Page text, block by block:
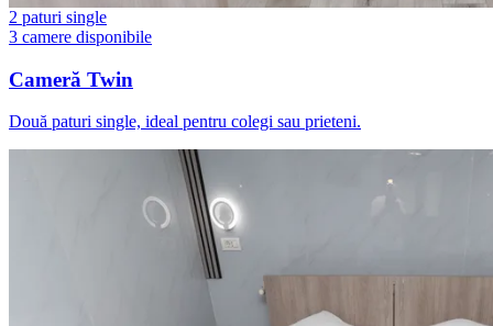
2 paturi single
3 camere disponibile
Cameră Twin
Două paturi single, ideal pentru colegi sau prieteni.